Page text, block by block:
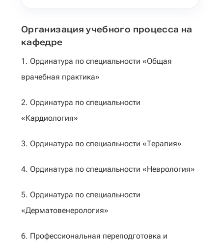
Организация учебного процесса на
кафедре
1. Ординатура по специальности «Общая
врачебная практика»
2. Ординатура по специальности
«Кардиология»
3. Ординатура по специальности «Терапия»
4. Ординатура по специальности «Неврология»
5. Ординатура по специальности
«Дерматовенерология»
6. Профессиональная переподготовка и